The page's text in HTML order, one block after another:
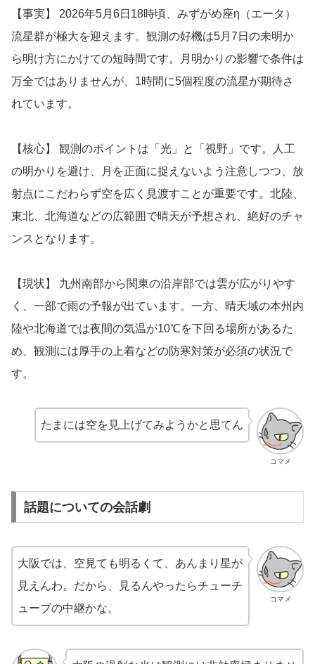
【事実】 2026年5月6日18時頃、みずがめ座η（エータ）
流星群が極大を迎えます。観測の好機は5月7日の未明か
ら明け方にかけての短時間です。月明かりの影響で条件は
万全ではありませんが、1時間に5個程度の流星が期待さ
れています。
【核心】 観測のポイントは「光」と「視野」です。人工
の明かりを避け、月を正面に捉えないよう注意しつつ、放
射点にこだわらず空を広く見渡すことが重要です。北陸、
東北、北海道などの広範囲で晴天が予想され、絶好のチャ
ンスとなります。
【現状】 九州南部から関東の沿岸部では雲が広がりやす
く、一部で雨の予報が出ています。一方、晴天域の本州内
陸や北海道では夜間の気温が10℃を下回る場所があるた
め、観測には厚手の上着などの防寒対策が必須の状況で
す。
コマメ
たまには空を見上げてみようかと思てん
話題についての会話劇
コマメ
大阪では、空見ても明るくて、あんまり星が
見えんわ。だから、見るんやったらチューチ
ューブの中継かな。